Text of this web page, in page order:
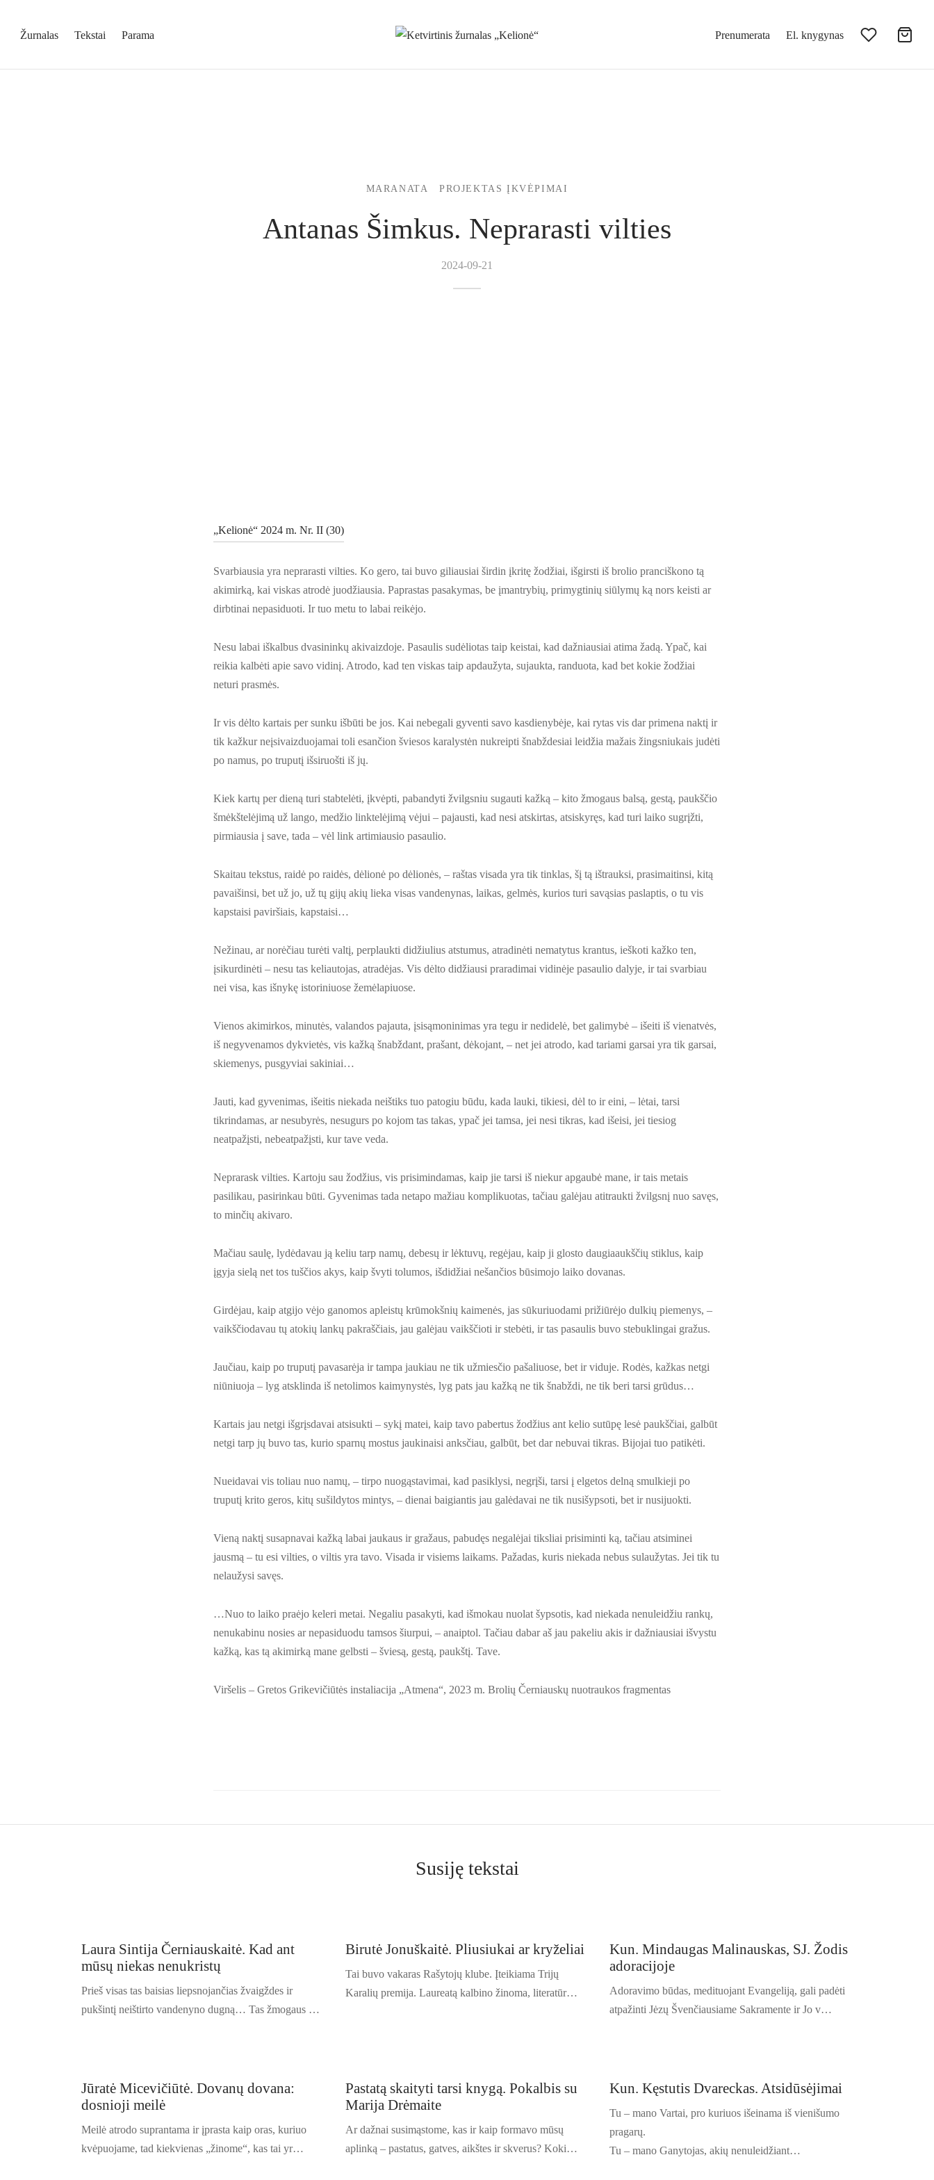
Žurnalas Tekstai Parama Prenumerata El. knygynas
MARANATA PROJEKTAS ĮKVĖPIMAI
Antanas Šimkus. Neprarasti vilties
2024-09-21
„Kelionė“ 2024 m. Nr. II (30)
Svarbiausia yra neprarasti vilties. Ko gero, tai buvo giliausiai širdin įkritę žodžiai, išgirsti iš brolio pranciškono tą
akimirką, kai viskas atrodė juodžiausia. Paprastas pasakymas, be įmantrybių, primygtinių siūlymų ką nors keisti ar
dirbtinai nepasiduoti. Ir tuo metu to labai reikėjo.
Nesu labai iškalbus dvasininkų akivaizdoje. Pasaulis sudėliotas taip keistai, kad dažniausiai atima žadą. Ypač, kai
reikia kalbėti apie savo vidinį. Atrodo, kad ten viskas taip apdaužyta, sujaukta, randuota, kad bet kokie žodžiai
neturi prasmės.
Ir vis dėlto kartais per sunku išbūti be jos. Kai nebegali gyventi savo kasdienybėje, kai rytas vis dar primena naktį ir
tik kažkur neįsivaizduojamai toli esančion šviesos karalystėn nukreipti šnabždesiai leidžia mažais žingsniukais judėti
po namus, po truputį išsiruošti iš jų.
Kiek kartų per dieną turi stabtelėti, įkvėpti, pabandyti žvilgsniu sugauti kažką – kito žmogaus balsą, gestą, paukščio
šmėkštelėjimą už lango, medžio linktelėjimą vėjui – pajausti, kad nesi atskirtas, atsiskyręs, kad turi laiko sugrįžti,
pirmiausia į save, tada – vėl link artimiausio pasaulio.
Skaitau tekstus, raidė po raidės, dėlionė po dėlionės, – raštas visada yra tik tinklas, šį tą ištrauksi, prasimaitinsi, kitą
pavaišinsi, bet už jo, už tų gijų akių lieka visas vandenynas, laikas, gelmės, kurios turi savąsias paslaptis, o tu vis
kapstaisi paviršiais, kapstaisi…
Nežinau, ar norėčiau turėti valtį, perplaukti didžiulius atstumus, atradinėti nematytus krantus, ieškoti kažko ten,
įsikurdinėti – nesu tas keliautojas, atradėjas. Vis dėlto didžiausi praradimai vidinėje pasaulio dalyje, ir tai svarbiau
nei visa, kas išnykę istoriniuose žemėlapiuose.
Vienos akimirkos, minutės, valandos pajauta, įsisąmoninimas yra tegu ir nedidelė, bet galimybė – išeiti iš vienatvės,
iš negyvenamos dykvietės, vis kažką šnabždant, prašant, dėkojant, – net jei atrodo, kad tariami garsai yra tik garsai,
skiemenys, pusgyviai sakiniai…
Jauti, kad gyvenimas, išeitis niekada neištiks tuo patogiu būdu, kada lauki, tikiesi, dėl to ir eini, – lėtai, tarsi
tikrindamas, ar nesubyrės, nesugurs po kojom tas takas, ypač jei tamsa, jei nesi tikras, kad išeisi, jei tiesiog
neatpažįsti, nebeatpažįsti, kur tave veda.
Neprarask vilties. Kartoju sau žodžius, vis prisimindamas, kaip jie tarsi iš niekur apgaubė mane, ir tais metais
pasilikau, pasirinkau būti. Gyvenimas tada netapo mažiau komplikuotas, tačiau galėjau atitraukti žvilgsnį nuo savęs,
to minčių akivaro.
Mačiau saulę, lydėdavau ją keliu tarp namų, debesų ir lėktuvų, regėjau, kaip ji glosto daugiaaukščių stiklus, kaip
įgyja sielą net tos tuščios akys, kaip švyti tolumos, išdidžiai nešančios būsimojo laiko dovanas.
Girdėjau, kaip atgijo vėjo ganomos apleistų krūmokšnių kaimenės, jas sūkuriuodami prižiūrėjo dulkių piemenys, –
vaikščiodavau tų atokių lankų pakraščiais, jau galėjau vaikščioti ir stebėti, ir tas pasaulis buvo stebuklingai gražus.
Jaučiau, kaip po truputį pavasarėja ir tampa jaukiau ne tik užmiesčio pašaliuose, bet ir viduje. Rodės, kažkas netgi
niūniuoja – lyg atsklinda iš netolimos kaimynystės, lyg pats jau kažką ne tik šnabždi, ne tik beri tarsi grūdus…
Kartais jau netgi išgrįsdavai atsisukti – sykį matei, kaip tavo pabertus žodžius ant kelio sutūpę lesė paukščiai, galbūt
netgi tarp jų buvo tas, kurio sparnų mostus jaukinaisi anksčiau, galbūt, bet dar nebuvai tikras. Bijojai tuo patikėti.
Nueidavai vis toliau nuo namų, – tirpo nuogąstavimai, kad pasiklysi, negrįši, tarsi į elgetos delną smulkieji po
truputį krito geros, kitų sušildytos mintys, – dienai baigiantis jau galėdavai ne tik nusišypsoti, bet ir nusijuokti.
Vieną naktį susapnavai kažką labai jaukaus ir gražaus, pabudęs negalėjai tiksliai prisiminti ką, tačiau atsiminei
jausmą – tu esi vilties, o viltis yra tavo. Visada ir visiems laikams. Pažadas, kuris niekada nebus sulaužytas. Jei tik tu
nelaužysi savęs.
…Nuo to laiko praėjo keleri metai. Negaliu pasakyti, kad išmokau nuolat šypsotis, kad niekada nenuleidžiu rankų,
nenukabinu nosies ar nepasiduodu tamsos šiurpui, – anaiptol. Tačiau dabar aš jau pakeliu akis ir dažniausiai išvystu
kažką, kas tą akimirką mane gelbsti – šviesą, gestą, paukštį. Tave.
Viršelis – Gretos Grikevičiūtės instaliacija „Atmena“, 2023 m. Brolių Černiauskų nuotraukos fragmentas
Susiję tekstai
Laura Sintija Černiauskaitė. Kad ant
mūsų niekas nenukristų
Prieš visas tas baisias liepsnojančias žvaigždes ir
pukšintį neištirto vandenyno dugną… Tas žmogaus …
Birutė Jonuškaitė. Pliusiukai ar kryželiai
Tai buvo vakaras Rašytojų klube. Įteikiama Trijų
Karalių premija. Laureatą kalbino žinoma, literatūr…
Kun. Mindaugas Malinauskas, SJ. Žodis
adoracijoje
Adoravimo būdas, medituojant Evangeliją, gali padėti
atpažinti Jėzų Švenčiausiame Sakramente ir Jo v…
Jūratė Micevičiūtė. Dovanų dovana:
dosnioji meilė
Meilė atrodo suprantama ir įprasta kaip oras, kuriuo
kvėpuojame, tad kiekvienas „žinome“, kas tai yr…
Pastatą skaityti tarsi knygą. Pokalbis su
Marija Drėmaite
Ar dažnai susimąstome, kas ir kaip formavo mūsų
aplinką – pastatus, gatves, aikštes ir skverus? Koki…
Kun. Kęstutis Dvareckas. Atsidūsėjimai
Tu – mano Vartai, pro kuriuos išeinama iš vienišumo
pragarų.
Tu – mano Ganytojas, akių nenuleidžiant…